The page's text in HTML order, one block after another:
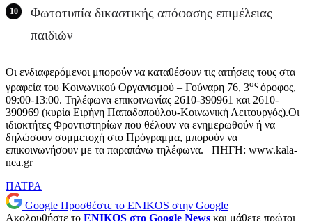
Φωτοτυπία δικαστικής απόφασης επιμέλειας
παιδιών
Οι ενδιαφερόμενοι μπορούν να καταθέσουν τις αιτήσεις τους στα
γραφεία του Κοινωνικού Οργανισμού – Γούναρη 76, 3ος όροφος,
09:00-13:00. Τηλέφωνα επικοινωνίας 2610-390961 και 2610-
390969 (κυρία Ειρήνη Παπαδοπούλου-Κοινωνική Λειτουργός).Οι
ιδιοκτήτες Φροντιστηρίων που θέλουν να ενημερωθούν ή να
δηλώσουν συμμετοχή στο Πρόγραμμα, μπορούν να
επικοινωνήσουν με τα παραπάνω τηλέφωνα. ΠΗΓΗ: www.kala-
nea.gr
ΠΑΤΡΑ
Google Προσθέστε το ENIKOS στην Google
Ακολουθήστε το ENIKOS στο Google News και μάθετε πρώτοι